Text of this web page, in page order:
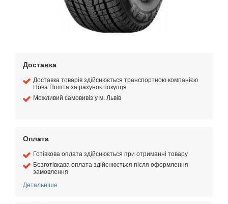
Доставка
Доставка товарів здійснюється транспортною компанією
Нова Пошта за рахунок покупця
Можливий самовивіз у м. Львів
Оплата
Готівкова оплата здійснюється при отриманні товару
Безготівкава оплата здійснюється після оформлення
замовлення
Детальніше